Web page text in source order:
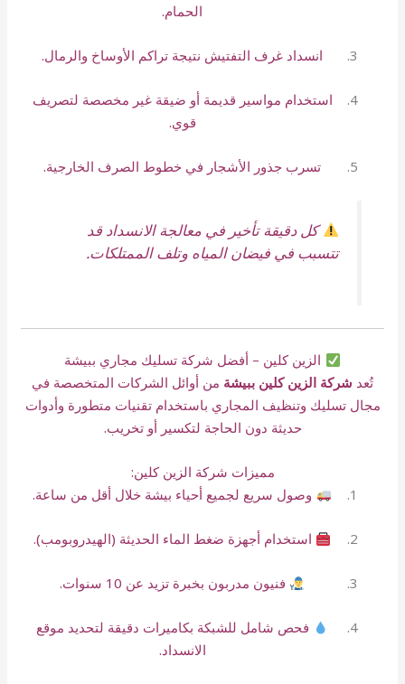
الحمام.
انسداد غرف التفتيش نتيجة تراكم الأوساخ والرمال.
استخدام مواسير قديمة أو ضيقة غير مخصصة لتصريف
قوي.
تسرب جذور الأشجار في خطوط الصرف الخارجية.
كل دقيقة تأخير في معالجة الانسداد قد
تتسبب في فيضان المياه وتلف الممتلكات.
الزين كلين – أفضل شركة تسليك مجاري ببيشة
تُعد شركة الزين كلين ببيشة من أوائل الشركات المتخصصة في
مجال تسليك وتنظيف المجاري باستخدام تقنيات متطورة وأدوات
حديثة دون الحاجة لتكسير أو تخريب.
مميزات شركة الزين كلين:
وصول سريع لجميع أحياء بيشة خلال أقل من ساعة.
استخدام أجهزة ضغط الماء الحديثة (الهيدروبومب).
فنيون مدربون بخبرة تزيد عن 10 سنوات.
فحص شامل للشبكة بكاميرات دقيقة لتحديد موقع
الانسداد.